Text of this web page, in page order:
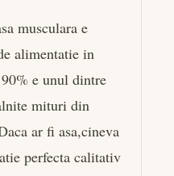
musculara e
alimentatie in
e unul dintre
mituri din
ar fi asa,cineva
perfecta calitativ